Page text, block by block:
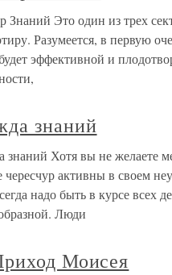
Знаний Это один из трех
Разумеется, в первую
эффективной и
знаний
знаний Хотя вы не желаете
чересчур активны в своем
надо быть в курсе всех
Люди
Моисея